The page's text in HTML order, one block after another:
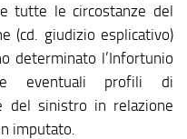
tutte le circostanze del
(cd. giudizio esplicativo)
determinato l’Infortunio
eventuali profili di
del sinistro in relazione
imputato.